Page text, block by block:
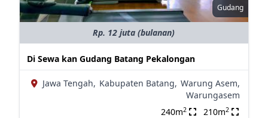
Gudang
Rp. 12 juta (bulanan)
Di Sewa kan Gudang Batang Pekalongan
Jawa Tengah, Kabupaten Batang, Warung Asem,
Warungasem
240m2 210m2